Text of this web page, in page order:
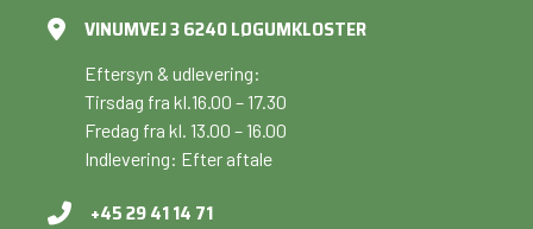
VINUMVEJ 3 6240 LØGUMKLOSTER
Eftersyn & udlevering:
Tirsdag fra kl.16.00 – 17.30
Fredag fra kl. 13.00 – 16.00
Indlevering: Efter aftale
+45 29 41 14 71